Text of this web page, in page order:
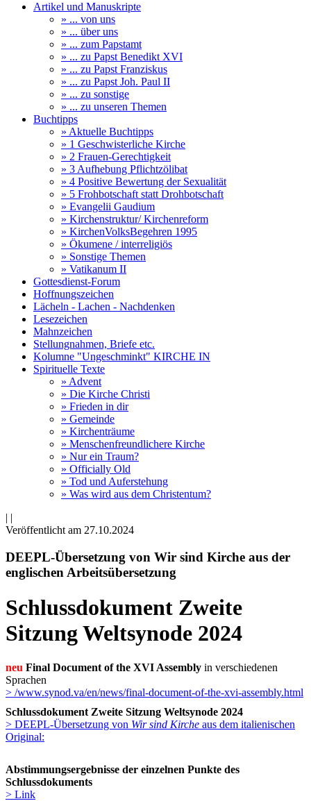
Artikel und Manuskripte
» ... von uns
» ... über uns
» ... zum Papstamt
» ... zu Papst Benedikt XVI
» ... zu Papst Franziskus
» ... zu Papst Joh. Paul II
» ... zu sonstige
» ... zu unseren Themen
Buchtipps
» Aktuelle Buchtipps
» 1 Geschwisterliche Kirche
» 2 Frauen-Gerechtigkeit
» 3 Aufhebung Pflichtzölibat
» 4 Positive Bewertung der Sexualität
» 5 Frohbotschaft statt Drohbotschaft
» Evangelii Gaudium
» Kirchenstruktur/ Kirchenreform
» KirchenVolksBegehren 1995
» Ökumene / interreligiös
» Sonstige Themen
» Vatikanum II
Gottesdienst-Forum
Hoffnungszeichen
Lächeln - Lachen - Nachdenken
Lesezeichen
Mahnzeichen
Stellungnahmen, Briefe etc.
Kolumne "Ungeschminkt" KIRCHE IN
Spirituelle Texte
» Advent
» Die Kirche Christi
» Frieden in dir
» Gemeinde
» Kirchenträume
» Menschenfreundlichere Kirche
» Nur ein Traum?
» Officially Old
» Tod und Auferstehung
» Was wird aus dem Christentum?
| |
Veröffentlicht am 27­.10.2024
DEEPL-Übersetzung von Wir sind Kirche aus der
englischen Arbeitsübersetzung
Schlussdokument Zweite
Sitzung Weltsynode 2024
neu Final Document of the XVI Assembly in verschiedenen
Sprachen
> /www.synod.va/en/news/final-document-of-the-xvi-assembly.html
Schlussdokument Zweite Sitzung Weltsynode 2024
> DEEPL-Übersetzung von Wir sind Kirche aus dem italienischen
Original:
Abstimmungsergebnisse der einzelnen Punkte des
Schlussdokuments
> Link